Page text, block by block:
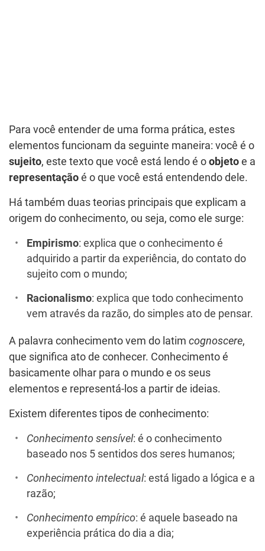
Para você entender de uma forma prática, estes
elementos funcionam da seguinte maneira: você é o
sujeito, este texto que você está lendo é o objeto e a
representação é o que você está entendendo dele.
Há também duas teorias principais que explicam a
origem do conhecimento, ou seja, como ele surge:
Empirismo: explica que o conhecimento é
adquirido a partir da experiência, do contato do
sujeito com o mundo;
Racionalismo: explica que todo conhecimento
vem através da razão, do simples ato de pensar.
A palavra conhecimento vem do latim cognoscere,
que significa ato de conhecer. Conhecimento é
basicamente olhar para o mundo e os seus
elementos e representá-los a partir de ideias.
Existem diferentes tipos de conhecimento:
Conhecimento sensível: é o conhecimento
baseado nos 5 sentidos dos seres humanos;
Conhecimento intelectual: está ligado a lógica e a
razão;
Conhecimento empírico: é aquele baseado na
experiência prática do dia a dia;